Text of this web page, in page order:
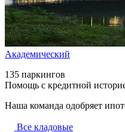
Академический
135 паркингов
Помощь с кредитной
Наша команда одобряет
Все кладовые